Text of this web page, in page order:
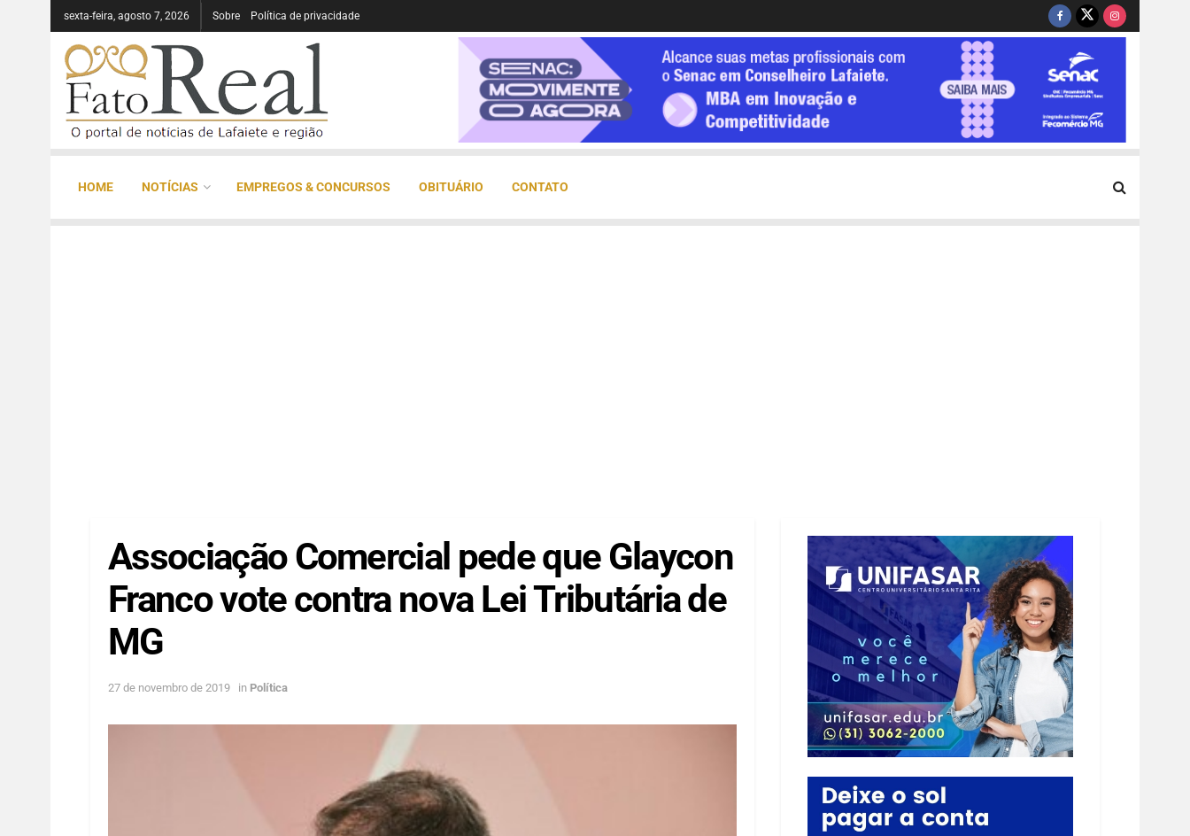
sexta-feira, agosto 7, 2026 Sobre Política de privacidade
HOME NOTÍCIAS EMPREGOS & CONCURSOS OBITUÁRIO CONTATO
Associação Comercial pede que Glaycon
Franco vote contra nova Lei Tributária de
MG
27 de novembro de 2019 in Política